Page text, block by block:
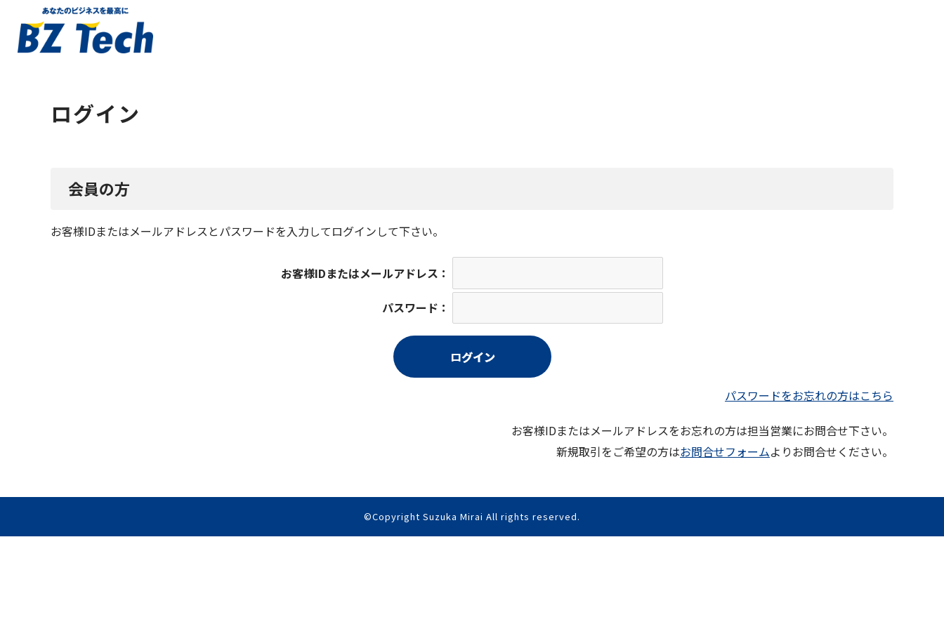
ログイン
会員の方
お客様IDまたはメールアドレスとパスワードを入力してログインして下さい。
お客様IDまたはメールアドレス：
パスワード：
パスワードをお忘れの方はこちら
お客様IDまたはメールアドレスをお忘れの方は担当営業にお問合せ下さい。
新規取引をご希望の方はお問合せフォームよりお問合せください。
©Copyright Suzuka Mirai All rights reserved.